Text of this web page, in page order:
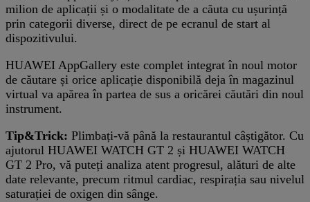
milion de aplicații și o modalitate de a căuta cu ușurință
prin categorii diverse, direct de pe ecranul de start al
dispozitivului.
HUAWEI AppGallery este complet integrat în noul motor
de căutare și orice aplicație disponibilă deja în magazinul
virtual va apărea în partea de sus a oricărei căutări din noul
instrument.
Tip&Trick: Plimbați-vă până la restaurantul câștigător. Cu
ajutorul HUAWEI WATCH GT 2 și HUAWEI WATCH
GT 2 Pro, vă puteți analiza atent progresul, alături de alte
date relevante, precum ritmul cardiac, respirația sau nivelul
saturației de oxigen din sânge.